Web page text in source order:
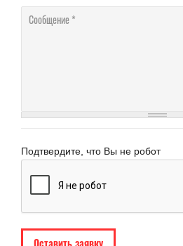
Сообщение
Подтвердите, что Вы не робот